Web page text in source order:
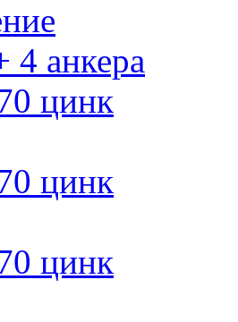
4 анкера
цинк
цинк
цинк